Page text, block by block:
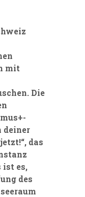
mit
Die
deiner
das
ist es,
des